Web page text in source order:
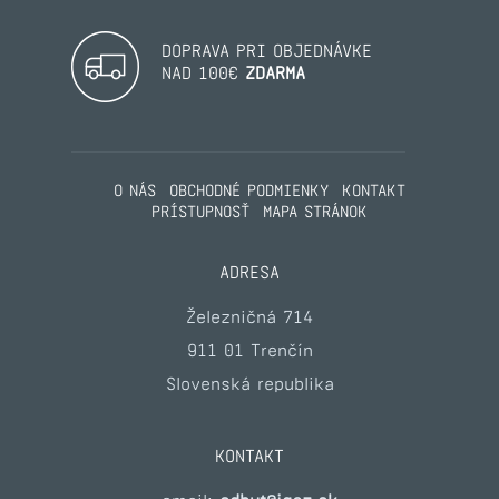
DOPRAVA PRI OBJEDNÁVKE
NAD 100€ ZDARMA
O NÁS OBCHODNÉ PODMIENKY
KONTAKT
PRÍSTUPNOSŤ
MAPA STRÁNOK
ADRESA
Železničná 714
911 01 Trenčín
Slovenská republika
KONTAKT